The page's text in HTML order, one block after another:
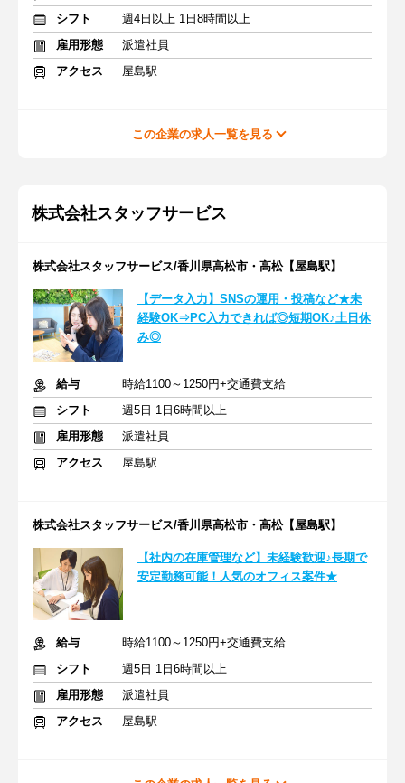
シフト
週4日以上 1日8時間以上
雇用形態
派遣社員
アクセス
屋島駅
この企業の求人一覧を見る
株式会社スタッフサービス
株式会社スタッフサービス/香川県高松市・高松【屋島駅】
【データ入力】SNSの運用・投稿など★未
経験OK⇒PC入力できれば◎短期OK♪土日休
み◎
給与
時給1100～1250円+交通費支給
シフト
週5日 1日6時間以上
雇用形態
派遣社員
アクセス
屋島駅
株式会社スタッフサービス/香川県高松市・高松【屋島駅】
【社内の在庫管理など】未経験歓迎♪長期で
安定勤務可能！人気のオフィス案件★
給与
時給1100～1250円+交通費支給
シフト
週5日 1日6時間以上
雇用形態
派遣社員
アクセス
屋島駅